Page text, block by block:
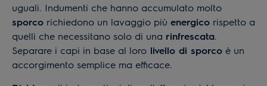
uguali. Indumenti che hanno accumulato molto
sporco richiedono un lavaggio più energico rispetto a
quelli che necessitano solo di una rinfrescata.
Separare i capi in base al loro livello di sporco è un
accorgimento semplice ma efficace.